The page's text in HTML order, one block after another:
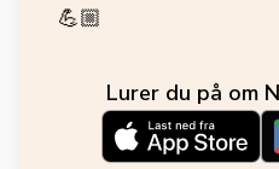
💪🏼
Lurer du på om